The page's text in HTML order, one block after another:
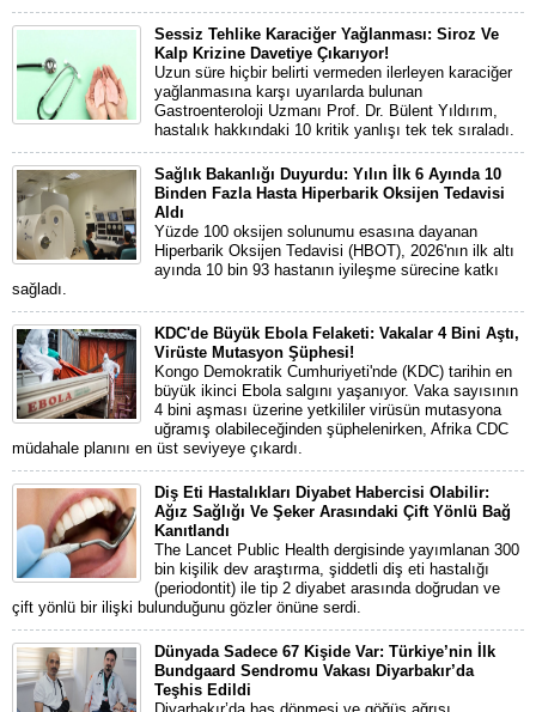
Sessiz Tehlike Karaciğer Yağlanması: Siroz Ve
Kalp Krizine Davetiye Çıkarıyor!
Uzun süre hiçbir belirti vermeden ilerleyen karaciğer
yağlanmasına karşı uyarılarda bulunan
Gastroenteroloji Uzmanı Prof. Dr. Bülent Yıldırım,
hastalık hakkındaki 10 kritik yanlışı tek tek sıraladı.
Sağlık Bakanlığı Duyurdu: Yılın İlk 6 Ayında 10
Binden Fazla Hasta Hiperbarik Oksijen Tedavisi
Aldı
Yüzde 100 oksijen solunumu esasına dayanan
Hiperbarik Oksijen Tedavisi (HBOT), 2026'nın ilk altı
ayında 10 bin 93 hastanın iyileşme sürecine katkı
sağladı.
KDC'de Büyük Ebola Felaketi: Vakalar 4 Bini Aştı,
Virüste Mutasyon Şüphesi!
Kongo Demokratik Cumhuriyeti'nde (KDC) tarihin en
büyük ikinci Ebola salgını yaşanıyor. Vaka sayısının
4 bini aşması üzerine yetkililer virüsün mutasyona
uğramış olabileceğinden şüphelenirken, Afrika CDC
müdahale planını en üst seviyeye çıkardı.
Diş Eti Hastalıkları Diyabet Habercisi Olabilir:
Ağız Sağlığı Ve Şeker Arasındaki Çift Yönlü Bağ
Kanıtlandı
The Lancet Public Health dergisinde yayımlanan 300
bin kişilik dev araştırma, şiddetli diş eti hastalığı
(periodontit) ile tip 2 diyabet arasında doğrudan ve
çift yönlü bir ilişki bulunduğunu gözler önüne serdi.
Dünyada Sadece 67 Kişide Var: Türkiye’nin İlk
Bundgaard Sendromu Vakası Diyarbakır’da
Teşhis Edildi